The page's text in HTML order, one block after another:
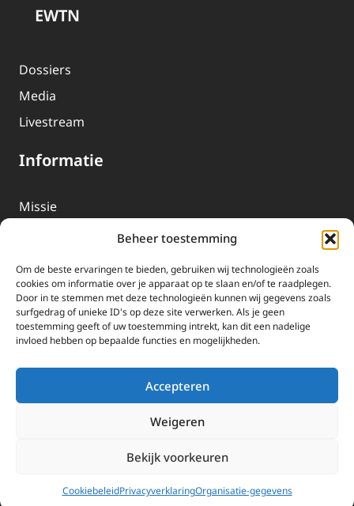
Beheer toestemming
Om de beste ervaringen te bieden, gebruiken wij technologieën zoals
cookies om informatie over je apparaat op te slaan en/of te raadplegen.
Door in te stemmen met deze technologieën kunnen wij gegevens zoals
surfgedrag of unieke ID's op deze site verwerken. Als je geen
toestemming geeft of uw toestemming intrekt, kan dit een nadelige
invloed hebben op bepaalde functies en mogelijkheden.
Accepteren
Weigeren
Bekijk voorkeuren
CookiebeleidPrivacyverklaringOrganisatie-gegevens
EWTN
Dossiers
Media
Livestream
Informatie
Missie
EWTN-Team
Organisatiegegevens
Doneren
EWTN wordt uitsluitend gefinancierd door uw donaties.
Wij ontvangen bewust geen advertentie-inkomsten of
Landen |Cookies|Privacyverklaring